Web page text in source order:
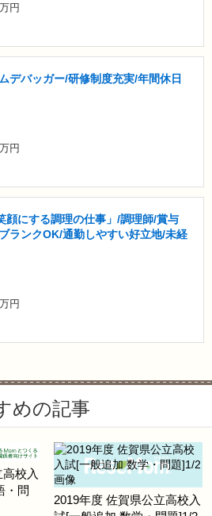
円
デバッガー/研修制度充実/年間休日
円
顔にする調理の仕事」/調理師/賞与
ランクOK/通勤しやすい好立地/未経
円
めの記事
校入
・問
2019年度 佐賀県公立高校入